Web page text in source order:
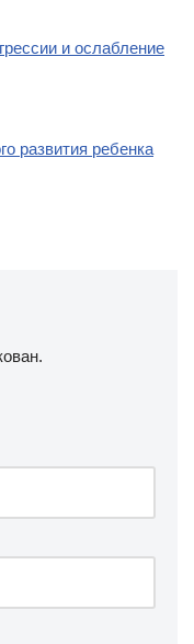
и ослабление
развития ребенка